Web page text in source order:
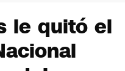
le quitó el